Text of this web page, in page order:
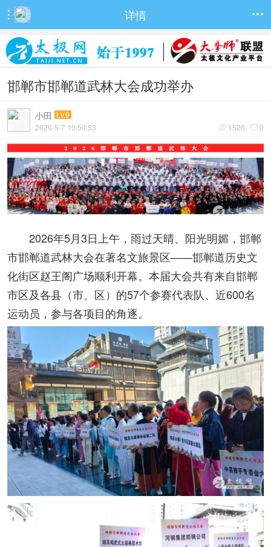
 详情 
邯郸市邯郸道武林大会成功举办
小田 Lv.9
 1526  0
2026-5-7 10:50:53
2026年5月3日上午，雨过天晴、阳光明媚，邯郸
市邯郸道武林大会在著名文旅景区——邯郸道历史文
化街区赵王阁广场顺利开幕。 本届大会共有来自邯郸
市区及各县（市、区）的57个参赛代表队、近600名
运动员，参与各项目的角逐。